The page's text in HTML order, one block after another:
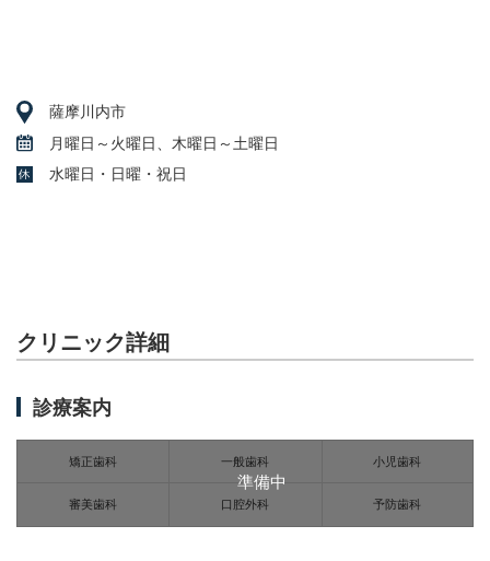
薩摩川内市
月曜日～火曜日、木曜日～土曜日
水曜日・日曜・祝日
クリニック詳細
診療案内
準備中
矯正歯科 一般歯科 小児歯科
審美歯科 口腔外科 予防歯科